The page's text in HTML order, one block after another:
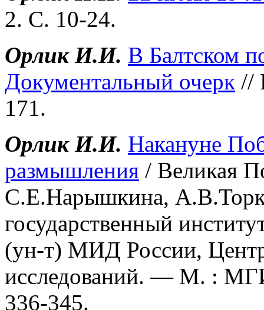
2. С. 10-24.
Орлик И.И. В Балтском
Документальный очерк //
171.
Орлик И.И. Накануне
размышления / Великая
С.Е.Нарышкина,
государственный
(ун-т) МИД России,
исследований. — М. :
336-345.